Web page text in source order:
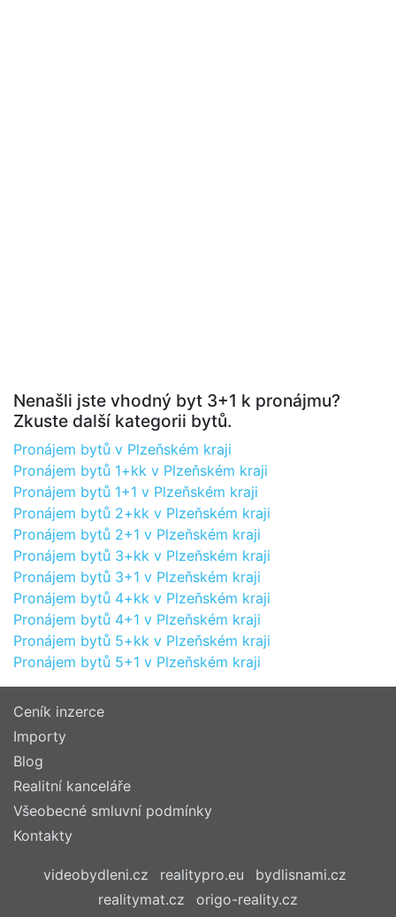
Nenašli jste vhodný byt 3+1 k pronájmu?
Zkuste další kategorii bytů.
Pronájem bytů v Plzeňském kraji
Pronájem bytů 1+kk v Plzeňském kraji
Pronájem bytů 1+1 v Plzeňském kraji
Pronájem bytů 2+kk v Plzeňském kraji
Pronájem bytů 2+1 v Plzeňském kraji
Pronájem bytů 3+kk v Plzeňském kraji
Pronájem bytů 3+1 v Plzeňském kraji
Pronájem bytů 4+kk v Plzeňském kraji
Pronájem bytů 4+1 v Plzeňském kraji
Pronájem bytů 5+kk v Plzeňském kraji
Pronájem bytů 5+1 v Plzeňském kraji
Ceník inzerce
Importy
Blog
Realitní kanceláře
Všeobecné smluvní podmínky
Kontakty
videobydleni.cz realitypro.eu
bydlisnami.cz
realitymat.cz
origo-reality.cz